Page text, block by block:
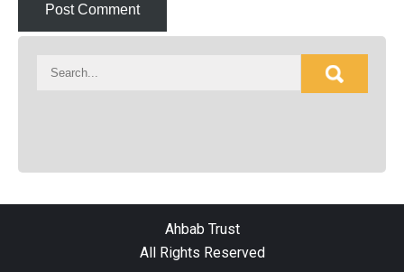
Ahbab Trust
All Rights Reserved